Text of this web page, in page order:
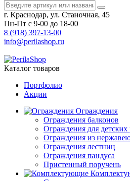
г. Краснодар, ул. Станочная, 45
Пн-Пт с 9-00 до 18-00
8 (918) 397-13-00
info@perilashop.ru
Каталог товаров
Портфолио
Акции
Ограждения
Ограждения балконов
Ограждения для
Ограждения из
Ограждения лестниц
Ограждения пандуса
Пристенный поручень